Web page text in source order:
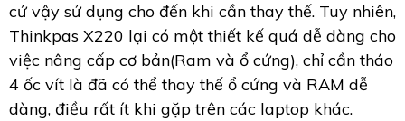
cứ vậy sử dụng cho đến khi cần thay thế. Tuy nhiên,
Thinkpas X220 lại có một thiết kế quá dễ dàng cho
việc nâng cấp cơ bản(Ram và ổ cứng), chỉ cần tháo
4 ốc vít là đã có thể thay thế ổ cứng và RAM dễ
dàng, điều rất ít khi gặp trên các laptop khác.